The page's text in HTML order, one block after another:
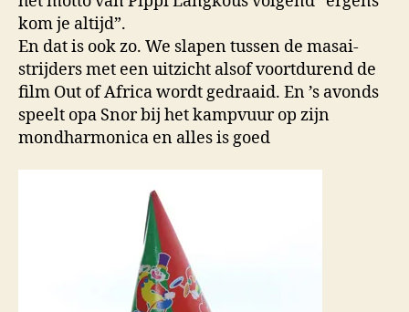
kom je altijd”.
En dat is ook zo. We slapen tussen de masai-
strijders met een uitzicht alsof voortdurend de
film Out of Africa wordt gedraaid. En ’s avonds
speelt opa Snor bij het kampvuur op zijn
mondharmonica en alles is goed